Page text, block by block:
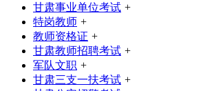
甘肃事业单位考试 +
特岗教师 +
教师资格证 +
甘肃教师招聘考试 +
军队文职 +
甘肃三支一扶考试 +